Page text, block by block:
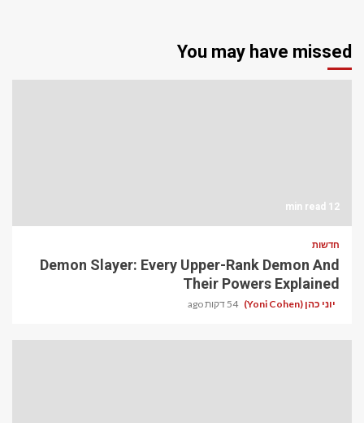
You may have missed
12 min read
חדשות
Demon Slayer: Every Upper-Rank Demon And
Their Powers Explained
יוני כהן (Yoni Cohen) 54 דקות ago